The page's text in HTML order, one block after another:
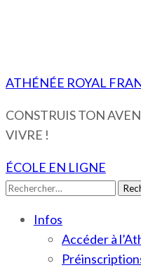
ATHÉNÉE ROYAL
CONSTRUIS TON
VIVRE !
ÉCOLE EN LIGNE
Rechercher :
Infos
Accéder à